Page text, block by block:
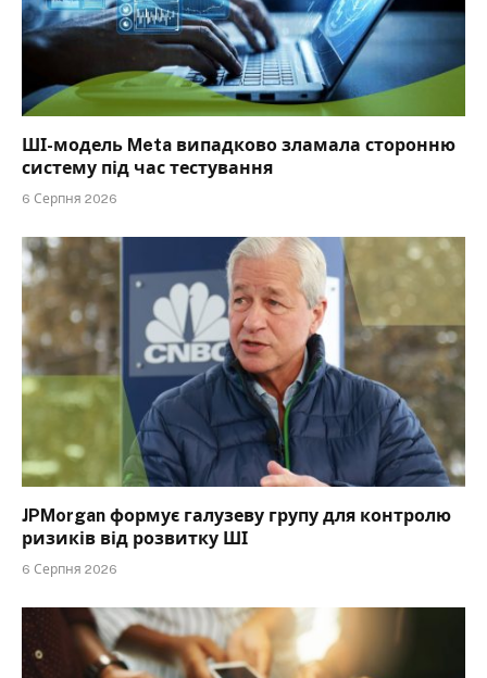
ШІ-модель Meta випадково зламала сторонню
систему під час тестування
6 Серпня 2026
JPMorgan формує галузеву групу для контролю
ризиків від розвитку ШІ
6 Серпня 2026